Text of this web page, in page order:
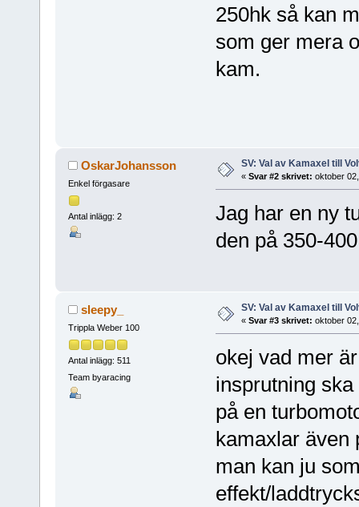
250hk så kan
som ger mera
kam.
OskarJohansson
Enkel förgasare
Antal inlägg: 2
SV: Val av Kamaxel till
« Svar #2 skrivet: oktober
Jag har en ny
den på 350-
sleepy_
Trippla Weber 100
Antal inlägg: 511
Team byaracing
SV: Val av Kamaxel till
« Svar #3 skrivet: oktober
okej vad mer
insprutning
på en
kamaxlar även
man kan ju
effekt/